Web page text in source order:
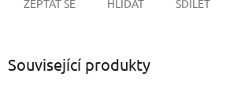
ZEPTAT SE HLÍDAT SDÍLET
Související produkty